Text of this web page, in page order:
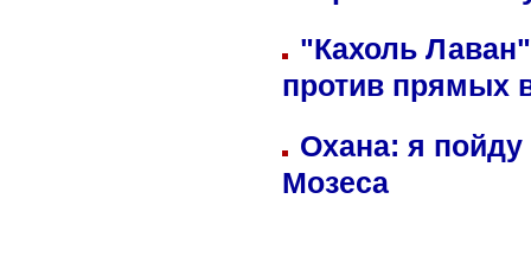
"Кахоль
против прямых
Охана: я пойду
Мозеса